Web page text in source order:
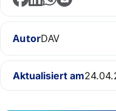
AutorDAV
Aktualisiert am